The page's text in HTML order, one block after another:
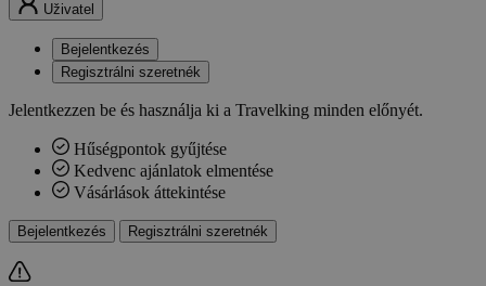
Uživatel
Bejelentkezés
Regisztrálni szeretnék
Jelentkezzen be és használja ki a Travelking minden előnyét.
Hűségpontok gyűjtése
Kedvenc ajánlatok elmentése
Vásárlások áttekintése
Bejelentkezés Regisztrálni szeretnék